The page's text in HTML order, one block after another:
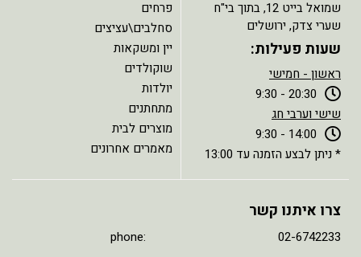
שמואל בייט 12, בתוך בי"ח
שערי צדק, ירושלים
שעות פעילות:
ראשון - חמישי
20:30 - 9:30
שישי וערבי חג
14:00 - 9:30
* ניתן לבצע הזמנה עד 13:00
פרחים
סחלבים\עציצים
יין ומשקאות
שוקולדים
יולדות
מתחתנים
מוצרים לבית
מאמרים אחרונים
צרו איתנו קשר
phone: 02-6742233